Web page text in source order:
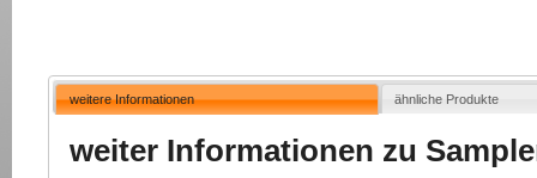
weitere Informationen ähnliche Produkte
weiter Informationen zu